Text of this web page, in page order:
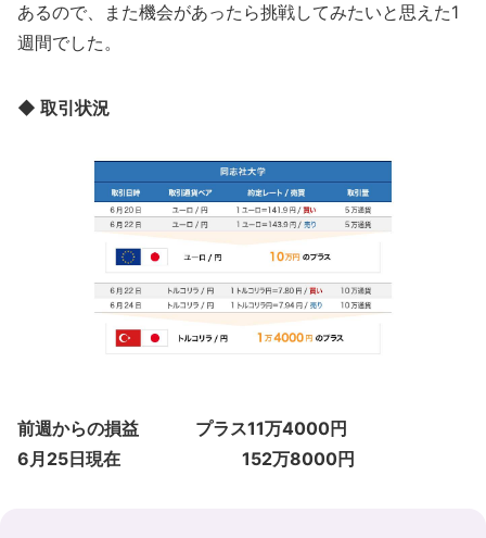
あるので、また機会があったら挑戦してみたいと思えた1
週間でした。
◆ 取引状況
前週からの損益 プラス11万4000円
6月25日現在 152万8000円